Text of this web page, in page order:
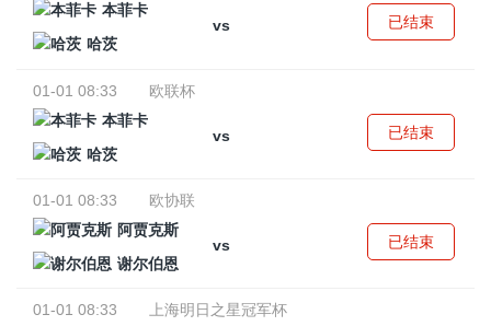
本菲卡
vs
哈茨
已结束
01-01 08:33
欧联杯
本菲卡
vs
哈茨
已结束
01-01 08:33
欧协联
阿贾克斯
vs
谢尔伯恩
已结束
01-01 08:33
上海明日之星冠军杯